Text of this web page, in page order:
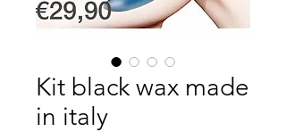
Kit black wax made
in italy